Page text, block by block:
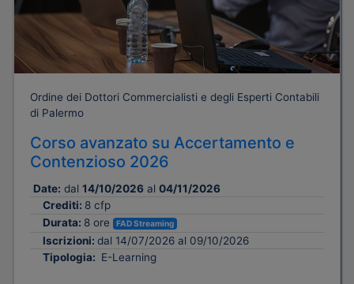
Ordine dei Dottori Commercialisti e degli Esperti Contabili
di Palermo
Corso avanzato su Accertamento e
Contenzioso 2026
Date: dal 14/10/2026 al 04/11/2026
Crediti: 8 cfp
Durata: 8 ore FAD Streaming
Iscrizioni: dal 14/07/2026 al 09/10/2026
Tipologia: E-Learning